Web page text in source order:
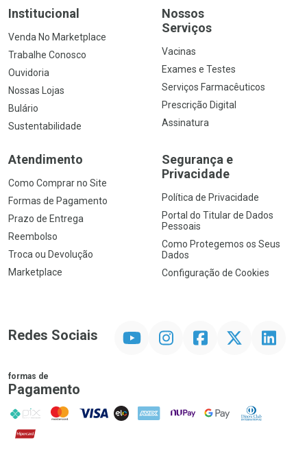
Institucional
Venda No Marketplace
Trabalhe Conosco
Ouvidoria
Nossas Lojas
Bulário
Sustentabilidade
Nossos
Serviços
Vacinas
Exames e Testes
Serviços Farmacêuticos
Prescrição Digital
Assinatura
Atendimento
Como Comprar no Site
Formas de Pagamento
Prazo de Entrega
Reembolso
Troca ou Devolução
Marketplace
Segurança e
Privacidade
Política de Privacidade
Portal do Titular de Dados
Pessoais
Como Protegemos os Seus
Dados
Configuração de Cookies
Redes Sociais InstagramFacebookTwitter Linkedin
formas de
Pagamento
PIX MasterCard
VISA ELO AMEX NuPay Google PayDiners Club
Hipercard